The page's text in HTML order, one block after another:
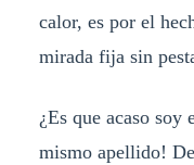
calor, es por el
mirada fija sin
¿Es que acaso soy
mismo apellido!